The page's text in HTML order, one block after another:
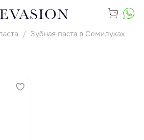
Зубная паста в Семилуках